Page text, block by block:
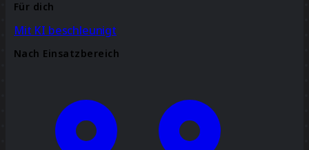
Für dich
Mit KI beschleunigt
Nach Einsatzbereich